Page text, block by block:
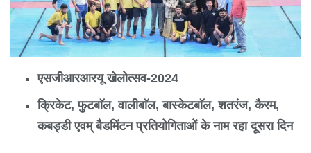
एसजीआरआरयू खेलोत्सव-2024
क्रिकेट, फुटबाॅल, वालीबाॅल, बास्केटबाॅल, शतरंज, कैरम,
कबड्डी एवम् बैडमिंटन प्रतियोगिताओं के नाम रहा दूसरा दिन